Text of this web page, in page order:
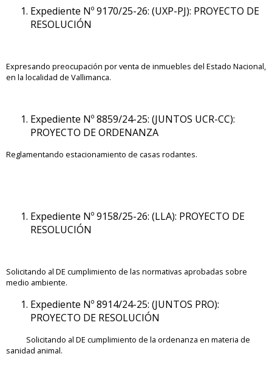
Expediente Nº 9170/25-26: (UXP-PJ): PROYECTO DE
RESOLUCIÓN
Expresando preocupación por venta de inmuebles del Estado Nacional,
en la localidad de Vallimanca.
Expediente Nº 8859/24-25: (JUNTOS UCR-CC):
PROYECTO DE ORDENANZA
Reglamentando estacionamiento de casas rodantes.
Expediente Nº 9158/25-26: (LLA): PROYECTO DE
RESOLUCIÓN
Solicitando al DE cumplimiento de las normativas aprobadas sobre
medio ambiente.
Expediente Nº 8914/24-25: (JUNTOS PRO):
PROYECTO DE RESOLUCIÓN
Solicitando al DE cumplimiento de la ordenanza en materia de
sanidad animal.